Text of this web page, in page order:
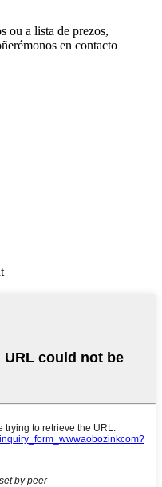
ou a lista de prezos,
en contacto